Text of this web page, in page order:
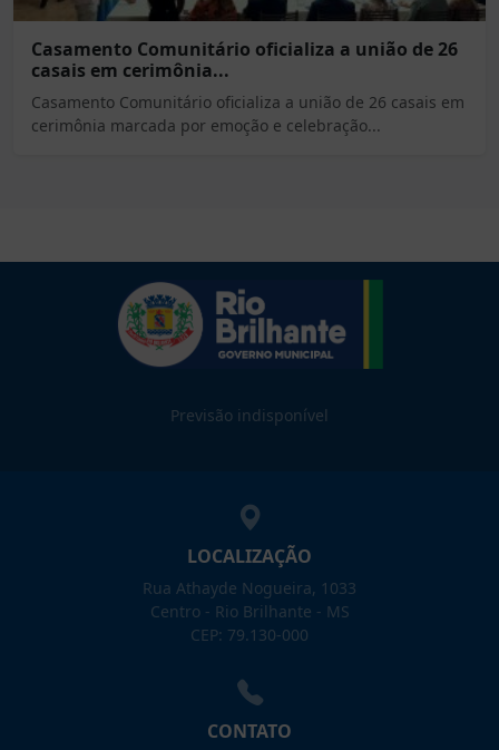
Casamento Comunitário oficializa a união de 26
casais em cerimônia...
Casamento Comunitário oficializa a união de 26 casais em
cerimônia marcada por emoção e celebração...
Previsão indisponível
LOCALIZAÇÃO
Rua Athayde Nogueira, 1033
Centro - Rio Brilhante - MS
CEP: 79.130-000
CONTATO